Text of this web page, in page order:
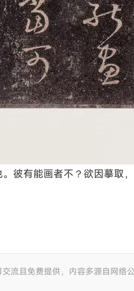
彼有能画者不？欲因摹取
流且免费提供，内容多源自网络